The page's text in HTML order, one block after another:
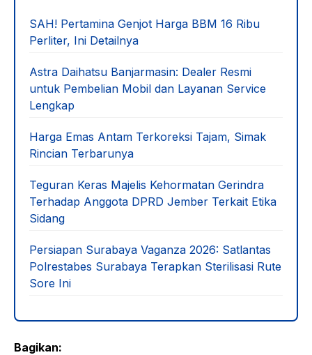
SAH! Pertamina Genjot Harga BBM 16 Ribu
Perliter, Ini Detailnya
Astra Daihatsu Banjarmasin: Dealer Resmi
untuk Pembelian Mobil dan Layanan Service
Lengkap
Harga Emas Antam Terkoreksi Tajam, Simak
Rincian Terbarunya
Teguran Keras Majelis Kehormatan Gerindra
Terhadap Anggota DPRD Jember Terkait Etika
Sidang
Persiapan Surabaya Vaganza 2026: Satlantas
Polrestabes Surabaya Terapkan Sterilisasi Rute
Sore Ini
Bagikan: